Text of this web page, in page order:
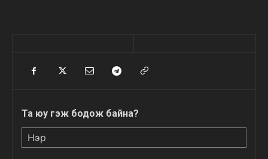
Та юу гэж бодож байна?